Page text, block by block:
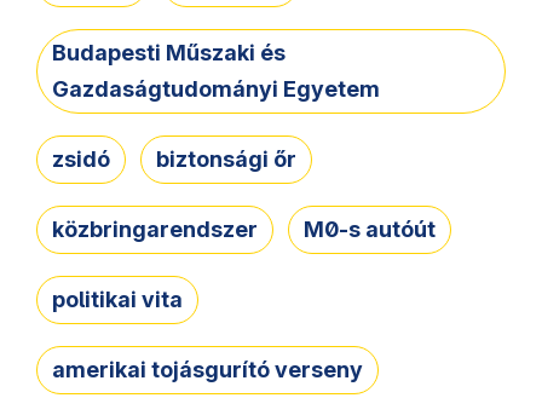
Budapesti Műszaki és
Gazdaságtudományi Egyetem
zsidó biztonsági őr
közbringarendszer M0-s autóút
politikai vita
amerikai tojásgurító verseny